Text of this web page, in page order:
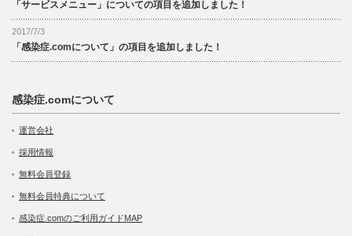
「サービスメニュー」についての項目を追加しました！
2017/7/3
「感染症.comについて」の項目を追加しました！
感染症.comについて
運営会社
採用情報
無料会員登録
無料会員特典について
感染症.comのご利用ガイドMAP